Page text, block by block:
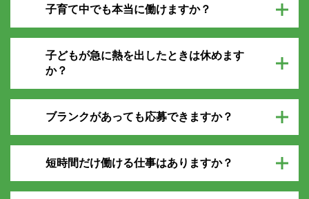
子育て中でも本当に働けますか？
子どもが急に熱を出したときは休めます
か？
ブランクがあっても応募できますか？
短時間だけ働ける仕事はありますか？